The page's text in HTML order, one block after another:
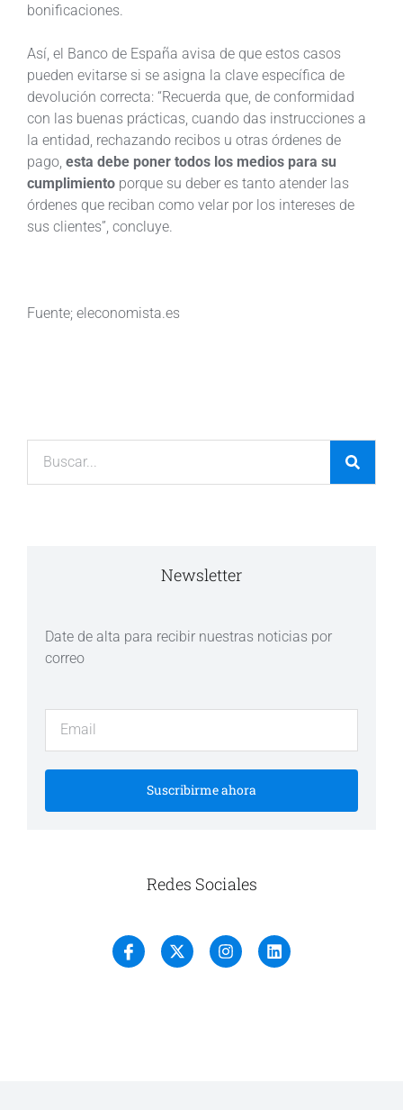
bonificaciones.
Así, el Banco de España avisa de que estos casos
pueden evitarse si se asigna la clave específica de
devolución correcta: “Recuerda que, de conformidad
con las buenas prácticas, cuando das instrucciones a
la entidad, rechazando recibos u otras órdenes de
pago, esta debe poner todos los medios para su
cumplimiento porque su deber es tanto atender las
órdenes que reciban como velar por los intereses de
sus clientes”, concluye.
Fuente; eleconomista.es
Newsletter
Date de alta para recibir nuestras noticias por
correo
Suscribirme ahora
Redes Sociales